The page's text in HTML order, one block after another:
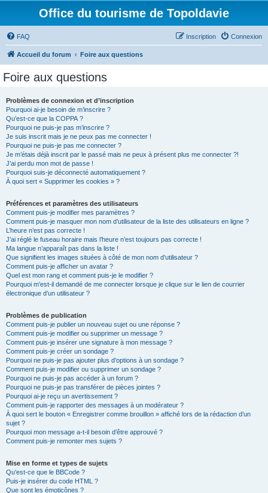
Office du tourisme de Topoldavie
FAQ Connexion
Inscription
Accueil du forum Foire aux questions
Foire aux questions
Problèmes de connexion et d’inscription
Pourquoi ai-je besoin de m’inscrire ?
Qu’est-ce que la COPPA ?
Pourquoi ne puis-je pas m’inscrire ?
Je suis inscrit mais je ne peux pas me connecter !
Pourquoi ne puis-je pas me connecter ?
Je m’étais déjà inscrit par le passé mais ne peux à présent plus me connecter ?!
J’ai perdu mon mot de passe !
Pourquoi suis-je déconnecté automatiquement ?
À quoi sert « Supprimer les cookies » ?
Préférences et paramètres des utilisateurs
Comment puis-je modifier mes paramètres ?
Comment puis-je masquer mon nom d’utilisateur de la liste des utilisateurs en ligne ?
L’heure n’est pas correcte !
J’ai réglé le fuseau horaire mais l’heure n’est toujours pas correcte !
Ma langue n’apparaît pas dans la liste !
Que signifient les images situées à côté de mon nom d’utilisateur ?
Comment puis-je afficher un avatar ?
Quel est mon rang et comment puis-je le modifier ?
Pourquoi m’est-il demandé de me connecter lorsque je clique sur le lien de courrier
électronique d’un utilisateur ?
Problèmes de publication
Comment puis-je publier un nouveau sujet ou une réponse ?
Comment puis-je modifier ou supprimer un message ?
Comment puis-je insérer une signature à mon message ?
Comment puis-je créer un sondage ?
Pourquoi ne puis-je pas ajouter plus d’options à un sondage ?
Comment puis-je modifier ou supprimer un sondage ?
Pourquoi ne puis-je pas accéder à un forum ?
Pourquoi ne puis-je pas transférer de pièces jointes ?
Pourquoi ai-je reçu un avertissement ?
Comment puis-je rapporter des messages à un modérateur ?
À quoi sert le bouton « Enregistrer comme brouillon » affiché lors de la rédaction d’un
sujet ?
Pourquoi mon message a-t-il besoin d’être approuvé ?
Comment puis-je remonter mes sujets ?
Mise en forme et types de sujets
Qu’est-ce que le BBCode ?
Puis-je insérer du code HTML ?
Que sont les émoticônes ?